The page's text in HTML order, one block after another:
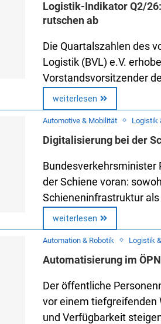
Logistik-Indikator Q2/
rutschen ab
Die Quartalszahlen des
Logistik (BVL) e.V.
Vorstandsvorsitzender
weiterlesen
Automotive & Mobilität Logistik
Digitalisierung bei der
Bundesverkehrsminister
der Schiene voran:
Schieneninfrastruktur
weiterlesen
Automation & Robotik Logistik
Automatisierung im
Der öffentliche
vor einem tiefgreifenden
und Verfügbarkeit